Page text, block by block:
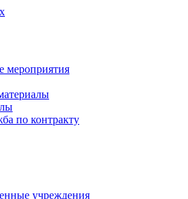
мероприятия
по контракту
учреждения